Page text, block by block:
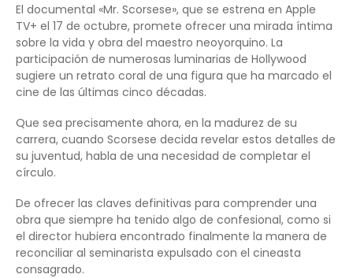
El documental «Mr. Scorsese», que se estrena en Apple
TV+ el 17 de octubre, promete ofrecer una mirada íntima
sobre la vida y obra del maestro neoyorquino. La
participación de numerosas luminarias de Hollywood
sugiere un retrato coral de una figura que ha marcado el
cine de las últimas cinco décadas.
Que sea precisamente ahora, en la madurez de su
carrera, cuando Scorsese decida revelar estos detalles de
su juventud, habla de una necesidad de completar el
círculo.
De ofrecer las claves definitivas para comprender una
obra que siempre ha tenido algo de confesional, como si
el director hubiera encontrado finalmente la manera de
reconciliar al seminarista expulsado con el cineasta
consagrado.